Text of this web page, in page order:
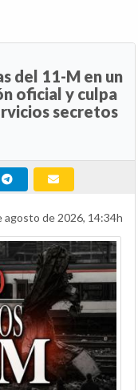
del 11-M en un
oficial y culpa
secretos
agosto de 2026, 14:34h